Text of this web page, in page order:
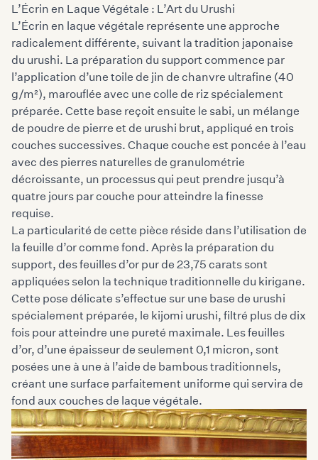
L’Écrin en Laque Végétale : L’Art du Urushi
L’Écrin en laque végétale représente une approche
radicalement différente, suivant la tradition japonaise
du urushi. La préparation du support commence par
l’application d’une toile de jin de chanvre ultrafine (40
g/m²), marouflée avec une colle de riz spécialement
préparée. Cette base reçoit ensuite le sabi, un mélange
de poudre de pierre et de urushi brut, appliqué en trois
couches successives. Chaque couche est poncée à l’eau
avec des pierres naturelles de granulométrie
décroissante, un processus qui peut prendre jusqu’à
quatre jours par couche pour atteindre la finesse
requise.
La particularité de cette pièce réside dans l’utilisation de
la feuille d’or comme fond. Après la préparation du
support, des feuilles d’or pur de 23,75 carats sont
appliquées selon la technique traditionnelle du kirigane.
Cette pose délicate s’effectue sur une base de urushi
spécialement préparée, le kijomi urushi, filtré plus de dix
fois pour atteindre une pureté maximale. Les feuilles
d’or, d’une épaisseur de seulement 0,1 micron, sont
posées une à une à l’aide de bambous traditionnels,
créant une surface parfaitement uniforme qui servira de
fond aux couches de laque végétale.